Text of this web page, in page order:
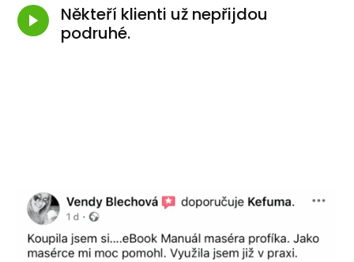
Někteří klienti už nepřijdou
podruhé.